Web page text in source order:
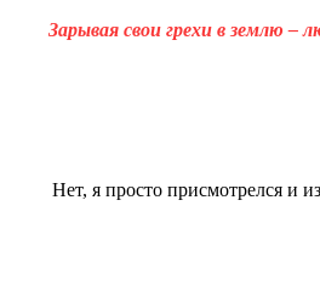
Зарывая свои грехи в землю –
Нет, я просто присмотрелся и